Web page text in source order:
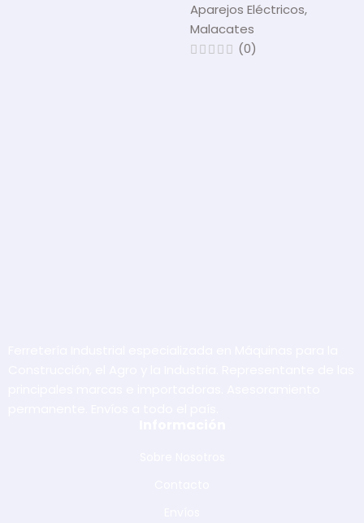
Aparejos Eléctricos,
Malacates
(0)